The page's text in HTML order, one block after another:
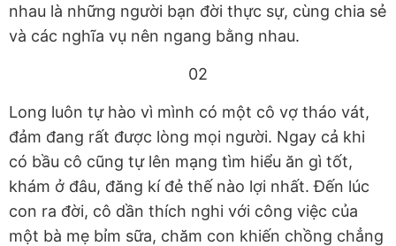
nhau là những người bạn đời thực sự, cùng chia sẻ
và các nghĩa vụ nên ngang bằng nhau.
02
Long luôn tự hào vì mình có một cô vợ tháo vát,
đảm đang rất được lòng mọi người. Ngay cả khi
có bầu cô cũng tự lên mạng tìm hiểu ăn gì tốt,
khám ở đâu, đăng kí đẻ thế nào lợi nhất. Đến lúc
con ra đời, cô dần thích nghi với công việc của
một bà mẹ bỉm sữa, chăm con khiến chồng chẳng